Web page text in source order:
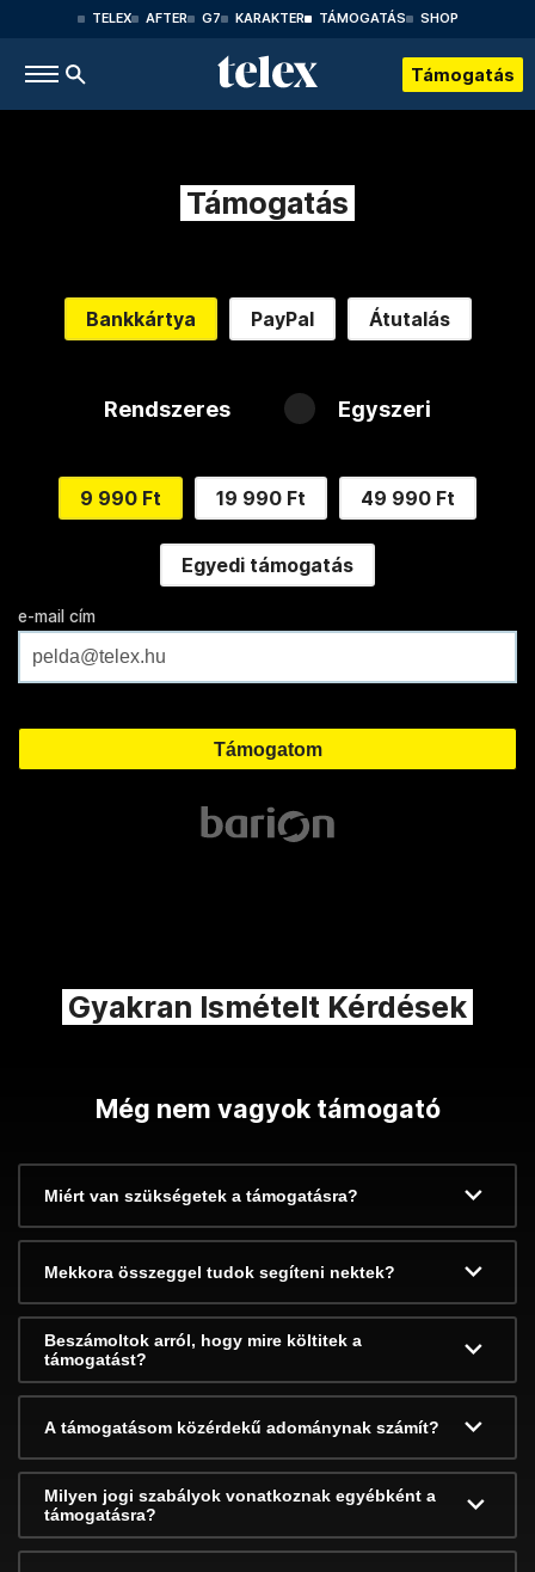
TELEX AFTER G7 KARAKTER TÁMOGATÁS SHOP
Támogatás
Támogatás
Bankkártya PayPal Átutalás
Rendszeres Egyszeri
9 990 Ft 19 990 Ft 49 990 Ft
Egyedi támogatás
e-mail cím
Gyakran Ismételt Kérdések
Még nem vagyok támogató
Miért van szükségetek a támogatásra?
Mekkora összeggel tudok segíteni nektek?
Beszámoltok arról, hogy mire költitek a
támogatást?
A támogatásom közérdekű adománynak számít?
Milyen jogi szabályok vonatkoznak egyébként a
támogatásra?